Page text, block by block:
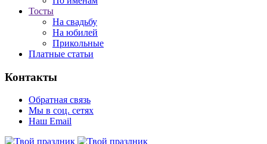
Тосты
На свадьбу
На юбилей
Прикольные
Платные статьи
Контакты
Обратная связь
Мы в соц. сетях
Наш Email